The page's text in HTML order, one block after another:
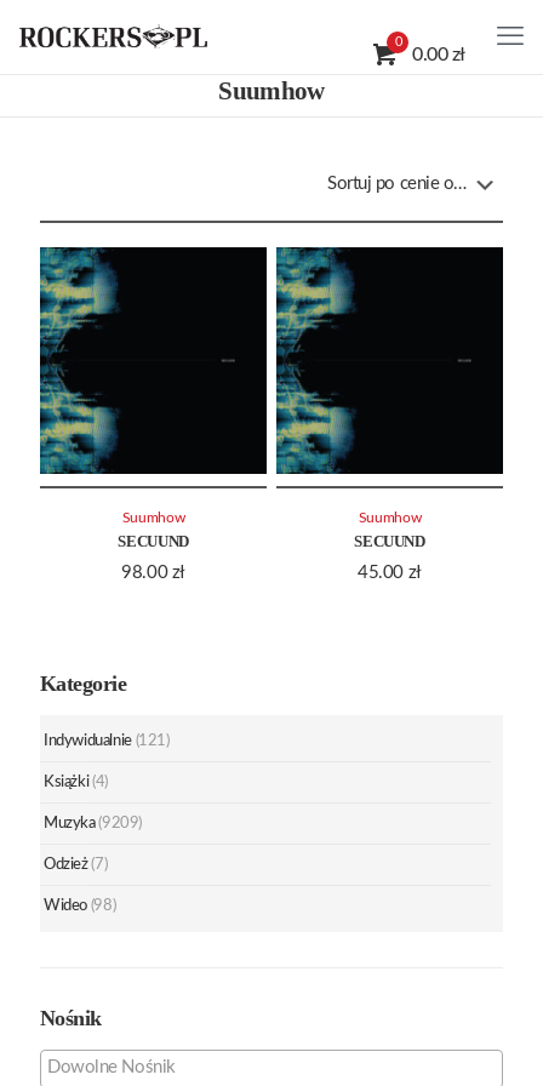
0
0.00 zł
Suumhow
SECUUND
98.00 zł
Suumhow
SECUUND
45.00 zł
Suumhow
Kategorie
Indywidualnie (121)
Książki (4)
Muzyka (9209)
Odzież (7)
Wideo (98)
Nośnik